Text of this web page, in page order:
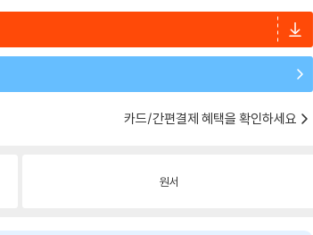
카드/간편결제 혜택을 확인하세요
원서